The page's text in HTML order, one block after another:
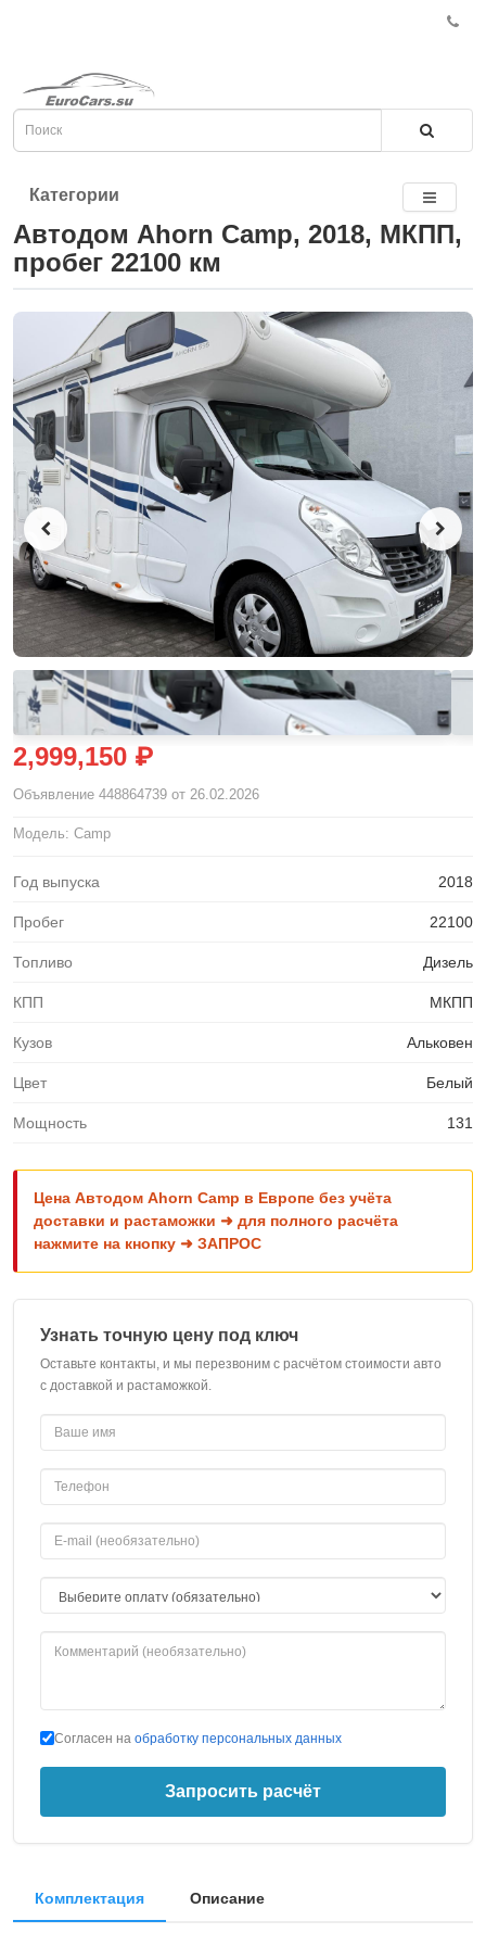
Категории
Автодом Ahorn Camp, 2018, МКПП,
пробег 22100 км
2,999,150 ₽
Объявление 448864739 от 26.02.2026
Модель: Camp
Год выпуска 2018
Пробег 22100
Топливо Дизель
КПП МКПП
Кузов Альковен
Цвет Белый
Мощность 131
Цена Автодом Ahorn Camp в Европе без учёта
доставки и растаможки ➜ для полного расчёта
нажмите на кнопку ➜ ЗАПРОС
Узнать точную цену под ключ
Оставьте контакты, и мы перезвоним с расчётом стоимости авто
с доставкой и растаможкой.
Согласен на обработку персональных данных
Запросить расчёт
Комплектация Описание